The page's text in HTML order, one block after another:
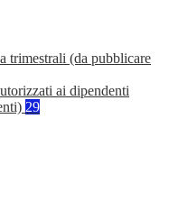
trimestrali (da pubblicare
ai dipendenti
29